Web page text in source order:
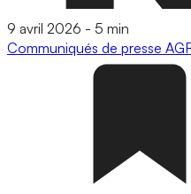
9 avril 2026 - 5 min
Communiqués de presse